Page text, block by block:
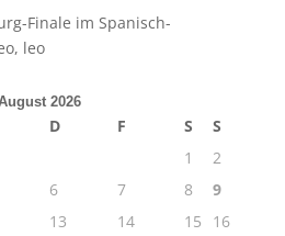
Finale im Spanisch-
leo
2026
D F S
S
1
2
6 7 8
9
13 14 15
16